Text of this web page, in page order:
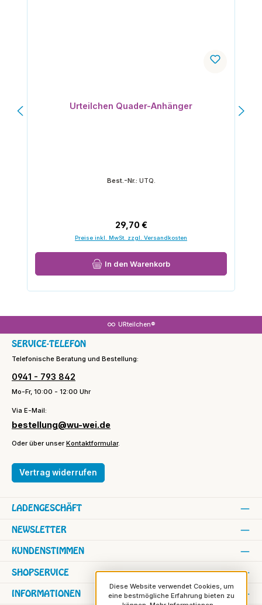
Urteilchen Quader-Anhänger
Best.-Nr.: UTQ.
Regulärer Preis:
29,70 €
Preise inkl. MwSt. zzgl. Versandkosten
In den Warenkorb
URteilchen®
SERVICE-TELEFON
Telefonische Beratung und Bestellung:
0941 - 793 842
Mo-Fr, 10:00 - 12:00 Uhr
Via E-Mail:
bestellung@wu-wei.de
Oder über unserKontaktformular.
Vertrag widerrufen
SHOPSERVICE
INFORMATIONEN
NEWSLETTER
KUNDENSTIMMEN
LADENGESCHÄFT
Diese Website verwendet Cookies, um
eine bestmögliche Erfahrung bieten zu